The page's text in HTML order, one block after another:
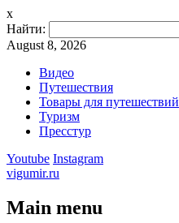
x
Найти:
August 8, 2026
Видео
Путешествия
Товары для путешествий
Туризм
Пресстур
Youtube Instagram
vigumir.ru
Main menu